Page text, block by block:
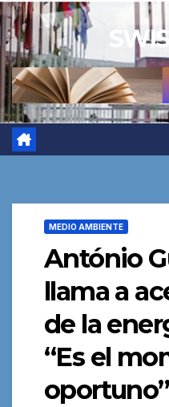
Saltar
al
contenido
MEDIO AMBIENTE
António
llama a
de la
“Es el
oportuno”